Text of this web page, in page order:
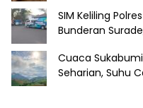
SIM Keliling
Bunderan
Cuaca
Seharian, Suhu